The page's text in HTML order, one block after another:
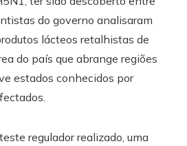
do governo analisaram
lácteos retalhistas de
do país que abrange regiões
estados conhecidos por
regulador realizado, uma